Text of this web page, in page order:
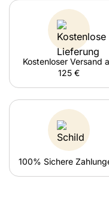
Kostenloser Versand
125 €
100% Sichere